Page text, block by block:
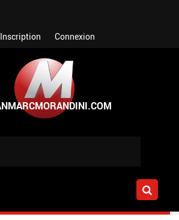
Inscription Connexion